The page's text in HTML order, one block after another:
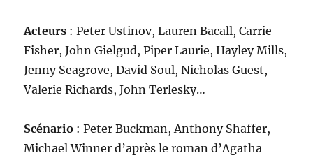
Acteurs : Peter Ustinov, Lauren Bacall, Carrie
Fisher, John Gielgud, Piper Laurie, Hayley Mills,
Jenny Seagrove, David Soul, Nicholas Guest,
Valerie Richards, John Terlesky…
Scénario : Peter Buckman, Anthony Shaffer,
Michael Winner d’après le roman d’Agatha